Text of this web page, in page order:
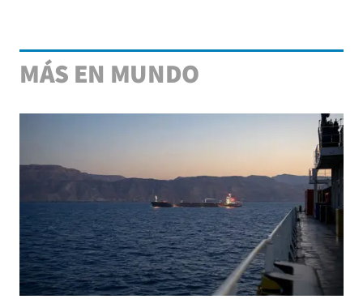
MÁS EN MUNDO